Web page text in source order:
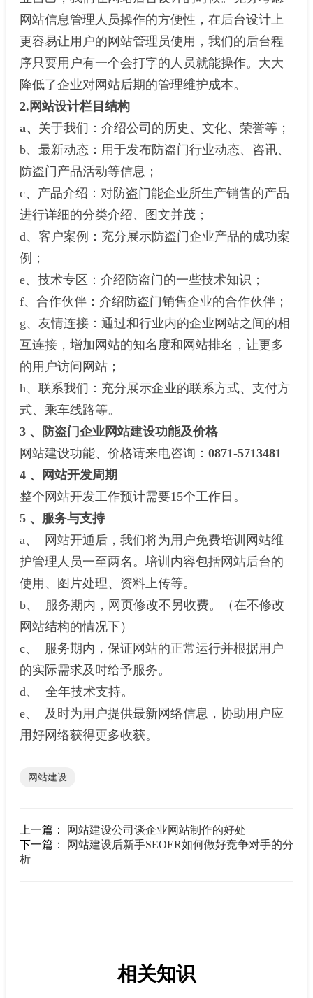
网站信息管理人员操作的方便性，在后台设计上
更容易让用户的网站管理员使用，我们的后台程
序只要用户有一个会打字的人员就能操作。大大
降低了企业对网站后期的管理维护成本。
2.网站设计栏目结构
a、 关于我们：介绍公司的历史、文化、荣誉等；
b、最新动态：用于发布防盗门行业动态、咨讯、
防盗门产品活动等信息；
c、产品介绍：对防盗门能企业所生产销售的产品
进行详细的分类介绍、图文并茂；
d、客户案例：充分展示防盗门企业产品的成功案
例；
e、技术专区：介绍防盗门的一些技术知识；
f、合作伙伴：介绍防盗门销售企业的合作伙伴；
g、友情连接：通过和行业内的企业网站之间的相
互连接，增加网站的知名度和网站排名，让更多
的用户访问网站；
h、联系我们：充分展示企业的联系方式、支付方
式、乘车线路等。
3 、防盗门企业网站建设功能及价格
网站建设功能、价格请来电咨询： 0871-5713481
4 、网站开发周期
整个网站开发工作预计需要15个工作日。
5 、服务与支持
a、 网站开通后，我们将为用户免费培训网站维
护管理人员一至两名。培训内容包括网站后台的
使用、图片处理、资料上传等。
b、 服务期内，网页修改不另收费。（在不修改
网站结构的情况下）
c、 服务期内，保证网站的正常运行并根据用户
的实际需求及时给予服务。
d、 全年技术支持。
e、 及时为用户提供最新网络信息，协助用户应
用好网络获得更多收获。
网站建设
上一篇：
网站建设公司谈企业网站制作的好处
下一篇：
网站建设后新手SEOER如何做好竞争对手的分
析
相关知识